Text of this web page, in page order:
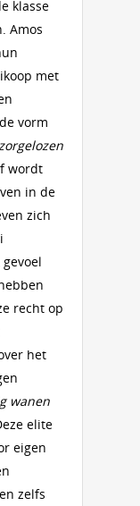
klasse
Amos
met
vorm
wordt
in de
zich
recht op
het
wanen
elite
eigen
zelfs